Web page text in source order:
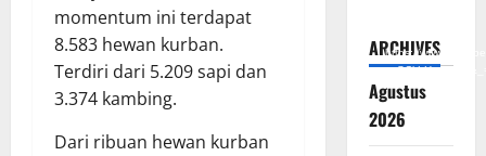
momentum ini terdapat
8.583 hewan kurban.
Terdiri dari 5.209 sapi dan
3.374 kambing.
Dari ribuan hewan kurban
https://
ARCHIVES
Agustus
2026